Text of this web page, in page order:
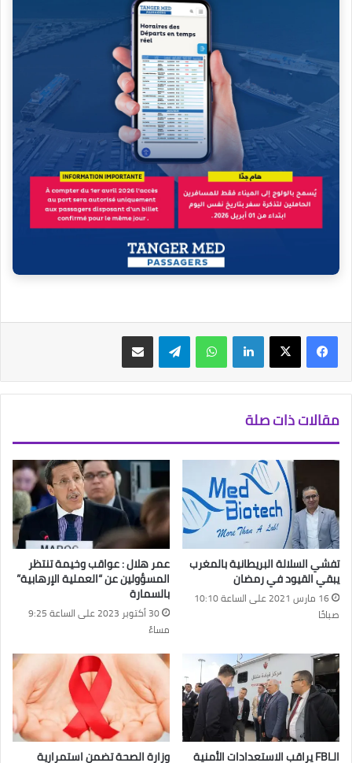
فيسبوك‫X لينكدإن واتساب تيلقرام مشاركة عبر البريد
مقالات ذات صلة
تفشي السلالة البريطانية بالمغرب
يبقي القيود في رمضان
16 مارس 2021 على الساعة 10:10
صباحًا
عمر هلال : عواقب وخيمة تنتظر
المسؤولين عن “العملية الإرهابية”
بالسمارة
30 أكتوبر 2023 على الساعة 9:25
مساءً
الـFBI يراقب الاستعدادات الأمنية وزارة الصحة تضمن استمرارية